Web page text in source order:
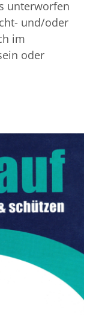
unterworfen
und/oder
im
oder